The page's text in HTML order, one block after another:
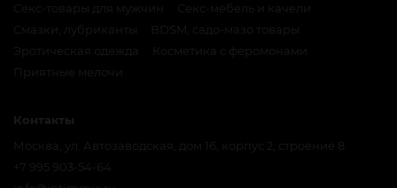
Секс-товары для мужчин
Секс-мебель и качели
Смазки, лубриканты
BDSM, садо-мазо товары
Эротическая одежда
Косметика с феромонами
Приятные мелочи
Контакты
Москва, ул. Автозаводская, дом 16, корпус 2, строение 8
+7 995 903-54-64